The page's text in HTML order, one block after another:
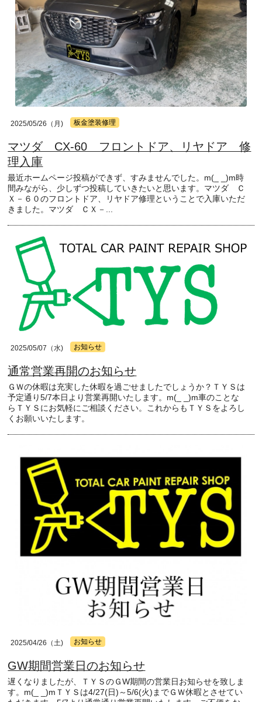
2025/05/26（月) 板金塗装修理
マツダ CX-60 フロントドア、リヤドア 修
理入庫
最近ホームページ投稿ができず、すみませんでした。m(_ _)m時
間みながら、少しずつ投稿していきたいと思います。マツダ Ｃ
Ｘ－６０のフロントドア、リヤドア修理ということで入庫いただ
きました。マツダ ＣＸ－...
2025/05/07（水) お知らせ
通常営業再開のお知らせ
ＧＷの休暇は充実した休暇を過ごせましたでしょうか？ＴＹＳは
予定通り5/7本日より営業再開いたします。m(_ _)m車のことな
らＴＹＳにお気軽にご相談ください。これからもＴＹＳをよろし
くお願いいたします。
2025/04/26（土) お知らせ
GW期間営業日のお知らせ
遅くなりましたが、ＴＹＳのＧW期間の営業日お知らせを致しま
す。m(_ _)mＴＹＳは4/27(日)～5/6(火)までＧＷ休暇とさせてい